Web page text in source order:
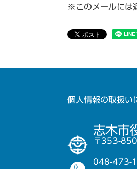
※このメールには
個人情報の取扱い
志木市
〒353-
048-473-